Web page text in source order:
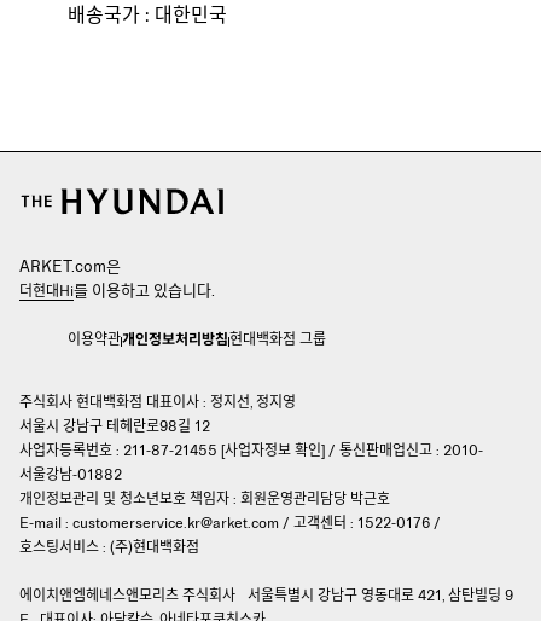
배송국가 : 대한민국
ARKET.com은
더현대Hi를 이용하고 있습니다.
이용약관개인정보처리방침현대백화점 그룹
주식회사 현대백화점 대표이사 : 정지선, 정지영
서울시 강남구 테헤란로98길 12
사업자등록번호 : 211-87-21455 [사업자정보 확인] / 통신판매업신고 : 2010-
서울강남-01882
개인정보관리 및 청소년보호 책임자 : 회원운영관리담당 박근호
E-mail : customerservice.kr@arket.com / 고객센터 : 1522-0176 /
호스팅서비스 : (주)현대백화점
에이치앤엠헤네스앤모리츠 주식회사
서울특별시 강남구 영동대로 421, 삼탄빌딩 9